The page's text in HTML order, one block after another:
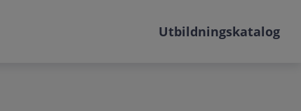
Utbildningskatalog